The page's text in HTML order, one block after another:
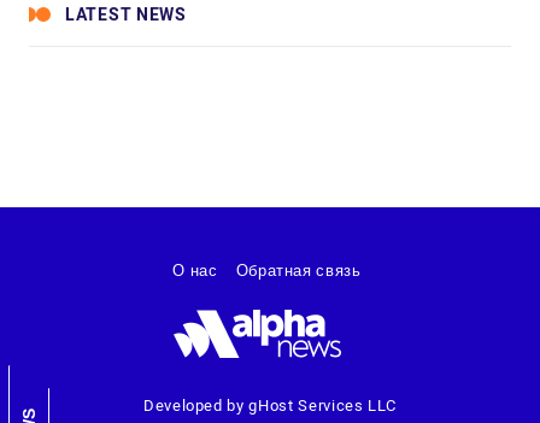
LATEST NEWS
Developed by gHost Services LLC
О нас Обратная связь